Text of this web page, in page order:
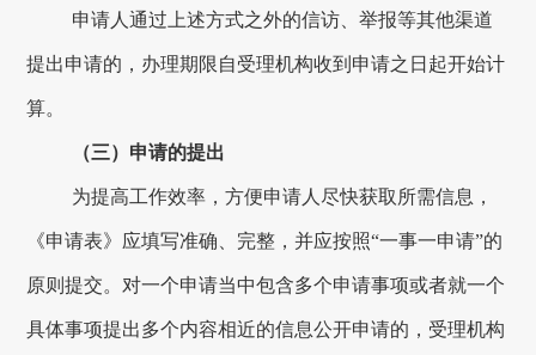
申请人通过上述方式之外的信访、举报等其他渠道
提出申请的，办理期限自受理机构收到申请之日起开始计
算。
（三）申请的提出
为提高工作效率，方便申请人尽快获取所需信息，
《申请表》应填写准确、完整，并应按照“一事一申请”的
原则提交。对一个申请当中包含多个申请事项或者就一个
具体事项提出多个内容相近的信息公开申请的，受理机构